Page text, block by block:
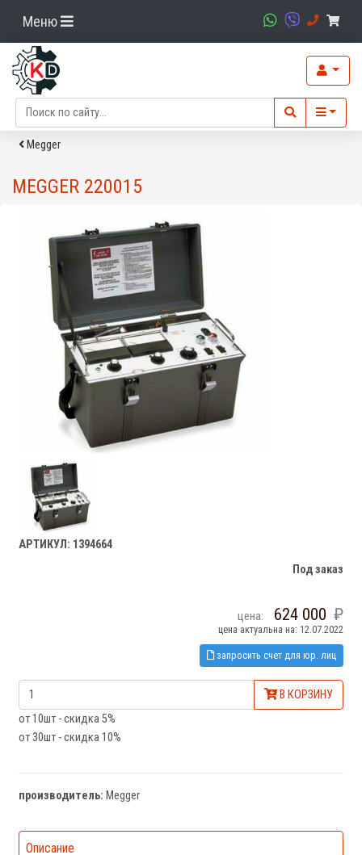
Меню
Megger
MEGGER 220015
АРТИКУЛ: 1394664
Под заказ
цена: 624 000
цена актуальна на: 12.07.2022
запросить счет для юр. лиц
В КОРЗИНУ
от 10шт - скидка 5%
от 30шт - скидка 10%
производитель: Megger
Описание